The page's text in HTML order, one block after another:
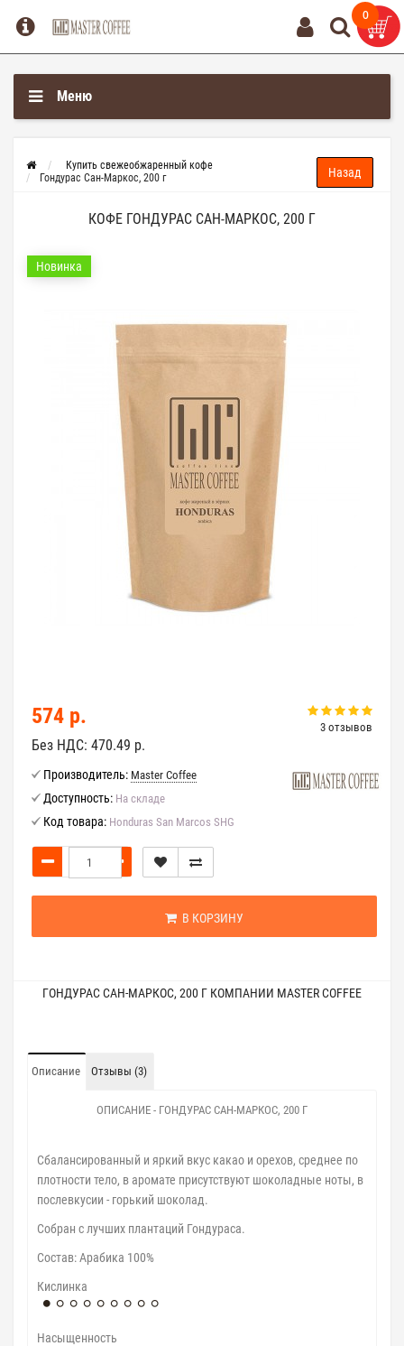
0
Меню
Купить свежеобжаренный кофе
Гондурас Сан-Маркос, 200 г
КОФЕ ГОНДУРАС САН-МАРКОС, 200 Г
Новинка
3 отзывов
574 р.
Без НДС: 470.49 р.
Производитель: Master Coffee
Доступность: На складе
Код товара: Honduras San Marcos SHG
В КОРЗИНУ
ГОНДУРАС САН-МАРКОС, 200 Г КОМПАНИИ MASTER COFFEE
Описание Отзывы (3)
ОПИСАНИЕ - ГОНДУРАС САН-МАРКОС, 200 Г
Сбалансированный и яркий вкус какао и орехов, среднее по
плотности тело, в аромате присутствуют шоколадные ноты, в
послевкусии - горький шоколад.
Собран с лучших плантаций Гондураса.
​Cостав: Арабика 100%
Кислинка
Насыщенность
0